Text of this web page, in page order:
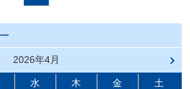
2026年4月
次の
進む
水 木 金
土